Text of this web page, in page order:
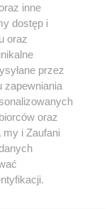
powielany i
sposób (w
polu
w
użycie lub
prawa,
kary i może być
inne
dostęp i
oraz
przez
zapewniania
oraz
my i Zaufani